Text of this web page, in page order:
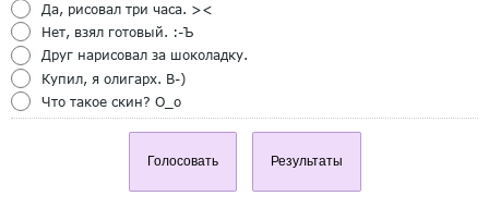
Да, рисовал три часа. ><
Нет, взял готовый. :-Ъ
Друг нарисовал за шоколадку.
Купил, я олигарх. B-)
Что такое скин? O_o
Голосовать Результаты